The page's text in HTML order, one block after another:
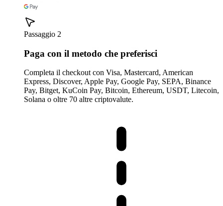
Passaggio 2
Paga con il metodo che preferisci
Completa il checkout con Visa, Mastercard, American
Express, Discover, Apple Pay, Google Pay, SEPA, Binance
Pay, Bitget, KuCoin Pay, Bitcoin, Ethereum, USDT, Litecoin,
Solana o oltre 70 altre criptovalute.